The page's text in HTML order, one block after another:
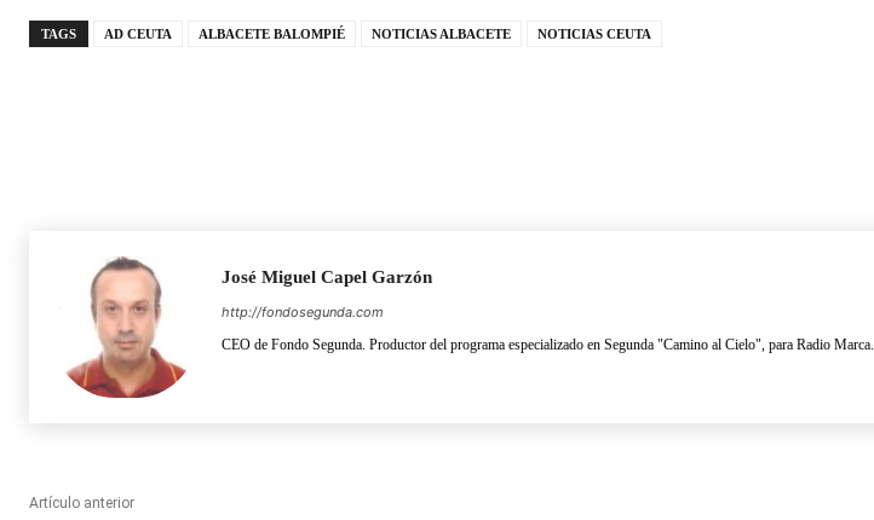
TAGS AD CEUTA ALBACETE BALOMPIÉ NOTICIAS ALBACETE NOTICIAS CEUTA
José Miguel Capel Garzón
http://fondosegunda.com
CEO de Fondo Segunda. Productor del programa especializado en Segunda "Camino al Cielo", para Radio Marca.
Artículo anterior